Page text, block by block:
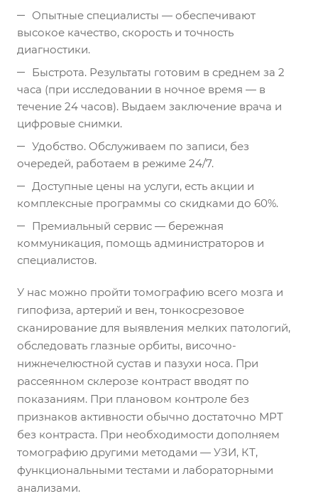
Опытные специалисты — обеспечивают
высокое качество, скорость и точность
диагностики.
Быстрота. Результаты готовим в среднем за 2
часа (при исследовании в ночное время — в
течение 24 часов). Выдаем заключение врача и
цифровые снимки.
Удобство. Обслуживаем по записи, без
очередей, работаем в режиме 24/7.
Доступные цены на услуги, есть акции и
комплексные программы со скидками до 60%.
Премиальный сервис — бережная
коммуникация, помощь администраторов и
специалистов.
У нас можно пройти томографию всего мозга и
гипофиза, артерий и вен, тонкосрезовое
сканирование для выявления мелких патологий,
обследовать глазные орбиты, височно-
нижнечелюстной сустав и пазухи носа. При
рассеянном склерозе контраст вводят по
показаниям. При плановом контроле без
признаков активности обычно достаточно МРТ
без контраста. При необходимости дополняем
томографию другими методами — УЗИ, КТ,
функциональными тестами и лабораторными
анализами.